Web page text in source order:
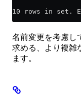
10 rows in set.
名前変更を考慮し
求める、より複雑
ます。